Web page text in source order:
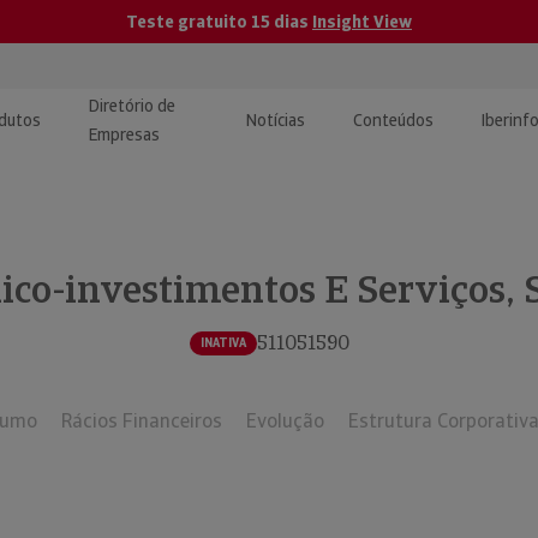
Teste gratuito 15 dias Insight View
e Monitorização de
Diretório de
Empresas
Notícias Conteúdos
| Estudos e
investimentos E Serviços,
INATIVA 511051590
Rácios Financeiros Evolução Estrutura Corporativa